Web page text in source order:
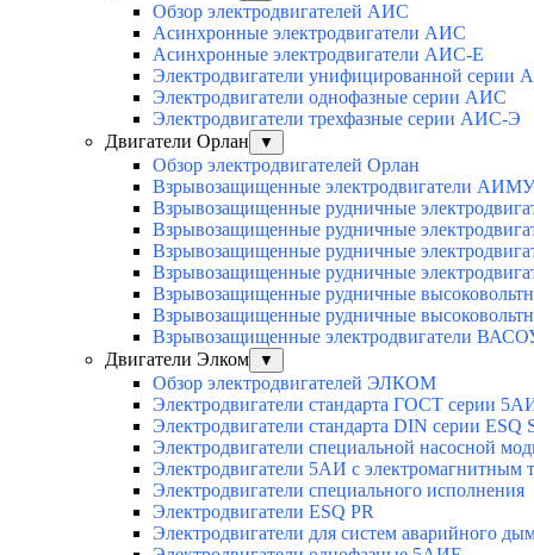
Обзор электродвигателей АИС
Асинхронные электродвигатели АИС
Асинхронные электродвигатели АИС-Е
Электродвигатели унифицированной серии
Электродвигатели однофазные серии АИС
Электродвигатели трехфазные серии АИС-Э
Двигатели Орлан
▼
Обзор электродвигателей Орлан
Взрывозащищенные электродвигатели
Взрывозащищенные рудничные
Взрывозащищенные рудничные
Взрывозащищенные рудничные
Взрывозащищенные рудничные
Взрывозащищенные рудничные
Взрывозащищенные рудничные
Взрывозащищенные электродвигатели
Двигатели Элком
▼
Обзор электродвигателей ЭЛКОМ
Электродвигатели стандарта ГОСТ серии
Электродвигатели стандарта DIN серии ESQ
Электродвигатели специальной насосной
Электродвигатели 5АИ с электромагнитным
Электродвигатели специального исполнения
Электродвигатели ESQ PR
Электродвигатели для систем аварийного